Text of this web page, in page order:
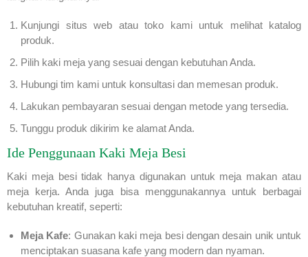
Kunjungi situs web atau toko kami untuk melihat katalog
produk.
Pilih kaki meja yang sesuai dengan kebutuhan Anda.
Hubungi tim kami untuk konsultasi dan memesan produk.
Lakukan pembayaran sesuai dengan metode yang tersedia.
Tunggu produk dikirim ke alamat Anda.
Ide Penggunaan Kaki Meja Besi
Kaki meja besi tidak hanya digunakan untuk meja makan atau
meja kerja. Anda juga bisa menggunakannya untuk berbagai
kebutuhan kreatif, seperti:
Meja Kafe: Gunakan kaki meja besi dengan desain unik untuk
menciptakan suasana kafe yang modern dan nyaman.